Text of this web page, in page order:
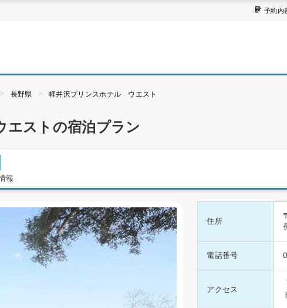
予約内
長野県 軽井沢プリンスホテル ウエスト
ストの宿泊プラン
報
住所
電話番号
アクセス